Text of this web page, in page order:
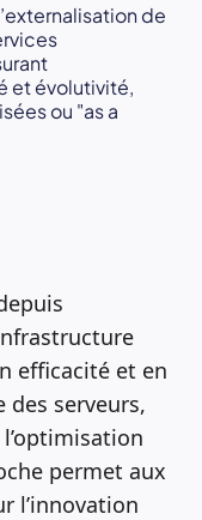
de
et évolutivité,
ou "as a
efficacité et en
des serveurs,
permet aux
l’innovation